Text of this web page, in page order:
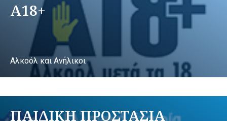
A18+
Αλκοόλ και Ανήλικοι
ΠΑΙΔΙΚΗ ΠΡΟΣΤΑΣΙΑ